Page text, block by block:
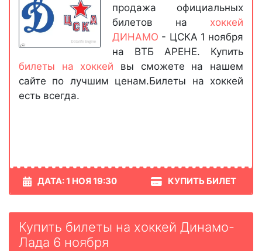
продажа официальных
билетов на хоккей
ДИНАМО - ЦСКА 1 ноября
на ВТБ АРЕНЕ. Купить
билеты на хоккей вы сможете на нашем
сайте по лучшим ценам.Билеты на хоккей
есть всегда.
ДАТА: 1 НОЯ 19:30 КУПИТЬ БИЛЕТ
Купить билеты на хоккей Динамо-
Лада 6 ноября